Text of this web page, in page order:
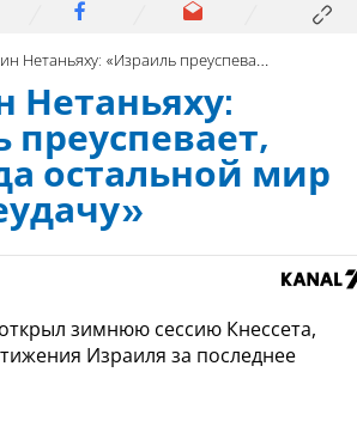
«Израиль преуспевает, даже когда остальной мир терпит неудачу»
Нетаньяху:
преуспевает,
остальной мир
зимнюю сессию Кнессета,
Израиля за последнее